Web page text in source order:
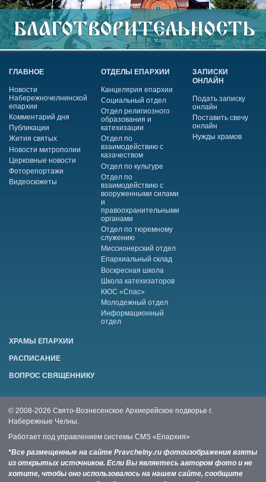
ГЛАВНОЕ
Новости
Набережночелнинской
епархии
Комментарий дня
Публикации
Жития святых
Новости митрополии
Церковные новости
Фоторепортажи
Видеосюжеты
ОТДЕЛЫ ЕПАРХИИ
Канцелярия епархии
Социальный отдел
Отдел религиозного
образования и
катехизации
Отдел по
взаимодействию с
казачеством
Отдел по культуре
Отдел по
взаимодействию с
вооруженными силами
и
правоохранительными
органами
Отдел по тюремному
служению
Миссионерский отдел
Епархиальный склад
Воскресная школа
Школа катехизаторов
КЮС «Спас»
Молодежный отдел
Информационный
отдел
ЗАПИСКИ
ОНЛАЙН
Подать записку
онлайн
Поставить свечу
онлайн
Нужды храмов
ХРАМЫ ЕПАРХИИ
РАСПИСАНИЕ
ВОПРОС СВЯЩЕННИКУ
© 2008-2026 Свято-Вознесенское Архиерейское подворье г.
Набережные Челны.
Работает под управлением системы CMS «Епархия»
*Все размещенные на сайте Pravchelny.ru фотоизображения взяты
из открытых источников. Если Вы являетесь автором фото и не
хотите, чтобы оно использовалось на нашем сайте, сообщите